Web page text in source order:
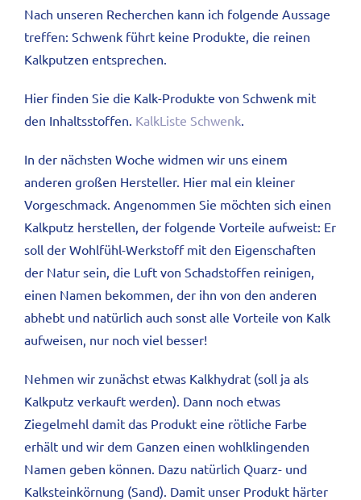
Nach unseren Recherchen kann ich folgende Aussage
treffen: Schwenk führt keine Produkte, die reinen
Kalkputzen entsprechen.
Hier finden Sie die Kalk-Produkte von Schwenk mit
den Inhaltsstoffen. KalkListe Schwenk.
In der nächsten Woche widmen wir uns einem
anderen großen Hersteller. Hier mal ein kleiner
Vorgeschmack. Angenommen Sie möchten sich einen
Kalkputz herstellen, der folgende Vorteile aufweist: Er
soll der Wohlfühl-Werkstoff mit den Eigenschaften
der Natur sein, die Luft von Schadstoffen reinigen,
einen Namen bekommen, der ihn von den anderen
abhebt und natürlich auch sonst alle Vorteile von Kalk
aufweisen, nur noch viel besser!
Nehmen wir zunächst etwas Kalkhydrat (soll ja als
Kalkputz verkauft werden). Dann noch etwas
Ziegelmehl damit das Produkt eine rötliche Farbe
erhält und wir dem Ganzen einen wohlklingenden
Namen geben können. Dazu natürlich Quarz- und
Kalksteinkörnung (Sand). Damit unser Produkt härter